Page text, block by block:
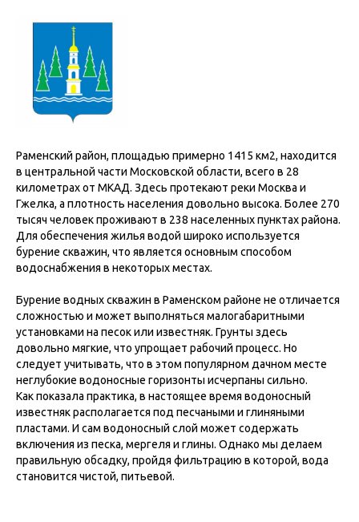
Раменский район, площадью примерно 1415 км2, находится
в центральной части Московской области, всего в 28
километрах от МКАД. Здесь протекают реки Москва и
Гжелка, а плотность населения довольно высока. Более 270
тысяч человек проживают в 238 населенных пунктах района.
Для обеспечения жилья водой широко используется
бурение скважин, что является основным способом
водоснабжения в некоторых местах.
Бурение водных скважин в Раменском районе не отличается
сложностью и может выполняться малогабаритными
установками на песок или известняк. Грунты здесь
довольно мягкие, что упрощает рабочий процесс. Но
следует учитывать, что в этом популярном дачном месте
неглубокие водоносные горизонты исчерпаны сильно.
Как показала практика, в настоящее время водоносный
известняк располагается под песчаными и глиняными
пластами. И сам водоносный слой может содержать
включения из песка, мергеля и глины. Однако мы делаем
правильную обсадку, пройдя фильтрацию в которой, вода
становится чистой, питьевой.